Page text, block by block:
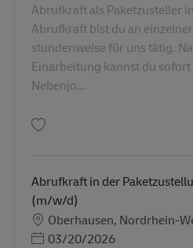
Abrufkraft als Paketzusteller
Abrufkraft bist du an
stundenweise für uns tätig.
Einarbeitung kannst du
Nebenjo...
Abrufkraft in der
(m/w/d)
Locație
Oberhausen, Nordrhein-
Posted Date
03/20/2026